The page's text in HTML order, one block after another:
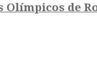
Olímpicos de